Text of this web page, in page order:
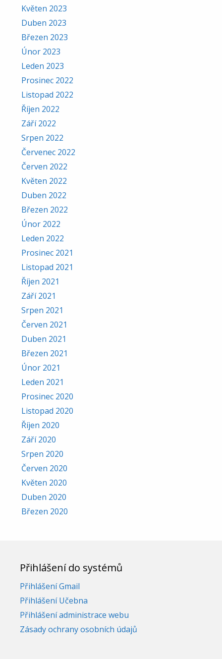
Květen 2023
Duben 2023
Březen 2023
Únor 2023
Leden 2023
Prosinec 2022
Listopad 2022
Říjen 2022
Září 2022
Srpen 2022
Červenec 2022
Červen 2022
Květen 2022
Duben 2022
Březen 2022
Únor 2022
Leden 2022
Prosinec 2021
Listopad 2021
Říjen 2021
Září 2021
Srpen 2021
Červen 2021
Duben 2021
Březen 2021
Únor 2021
Leden 2021
Prosinec 2020
Listopad 2020
Říjen 2020
Září 2020
Srpen 2020
Červen 2020
Květen 2020
Duben 2020
Březen 2020
Přihlášení do systémů
Přihlášení Gmail
Přihlášení Učebna
Přihlášení administrace webu
Zásady ochrany osobních údajů